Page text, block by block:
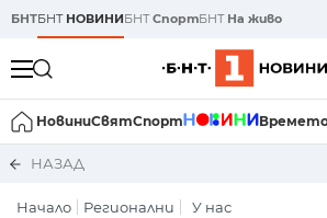
БНТБНТ НОВИНИБНТСпортБНТ На живо
НовиниСвятСпорт
НАЗАД
Начало Регионални У нас